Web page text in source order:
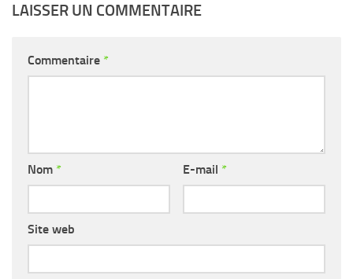
LAISSER UN COMMENTAIRE
Commentaire *
Nom * E-mail *
Site web